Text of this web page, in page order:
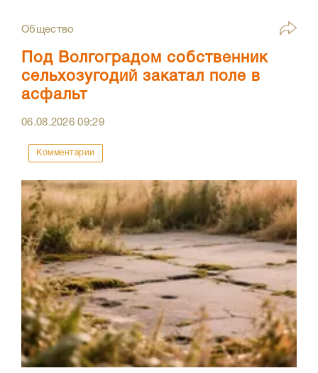
Общество
Под Волгоградом собственник
сельхозугодий закатал поле в
асфальт
06.08.202609:29
Комментарии